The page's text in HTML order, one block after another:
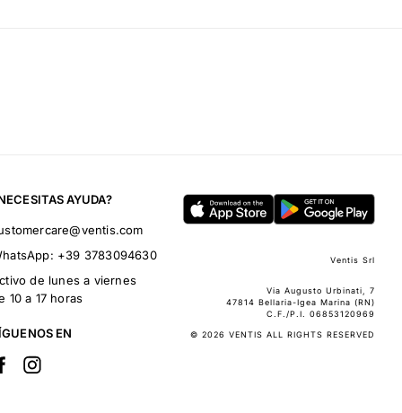
AYUDA?
+39 3783094630
de lunes a viernes
10 a 17 horas
EN
Ventis Srl
Via Augusto Urbinati, 7
47814 Bellaria-Igea Marina (RN)
C.F./P.I. 06853120969
© 2026 VENTIS ALL RIGHTS RESERVED